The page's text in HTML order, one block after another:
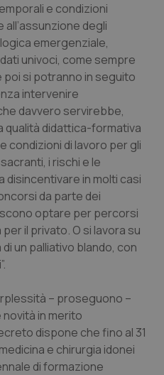
e condizioni
degli
emergenziale,
univoci, come sempre
si potranno in seguito
intervenire
davvero servirebbe,
qualità didattica-formativa
condizioni di lavoro per gli
i rischi e le
in molti casi
da parte dei
optare per percorsi
il privato. O si lavora su
un palliativo blando, con
– proseguono –
in merito
dispone che fino al 31
e chirurgia idonei
di formazione